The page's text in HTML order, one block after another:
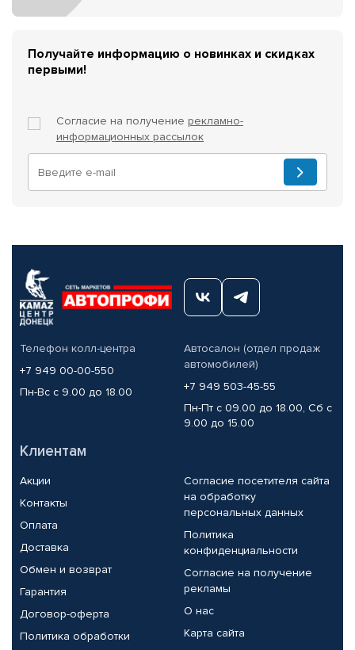
Получайте информацию о новинках и скидках
первыми!
Согласие на получение рекламно-
информационных рассылок
Телефон колл-центра
+7 949 00-00-550
Пн-Вс с 9.00 до 18.00
Автосалон (отдел продаж
автомобилей)
+7 949 503-45-55
Пн-Пт с 09.00 до 18.00, Сб с
9.00 до 15.00
Клиентам
Акции
Контакты
Оплата
Доставка
Обмен и возврат
Гарантия
Договор-оферта
Политика обработки
Согласие посетителя сайта
на обработку
персональных данных
Политика
конфиденциальности
Согласие на получение
рекламы
О нас
Карта сайта